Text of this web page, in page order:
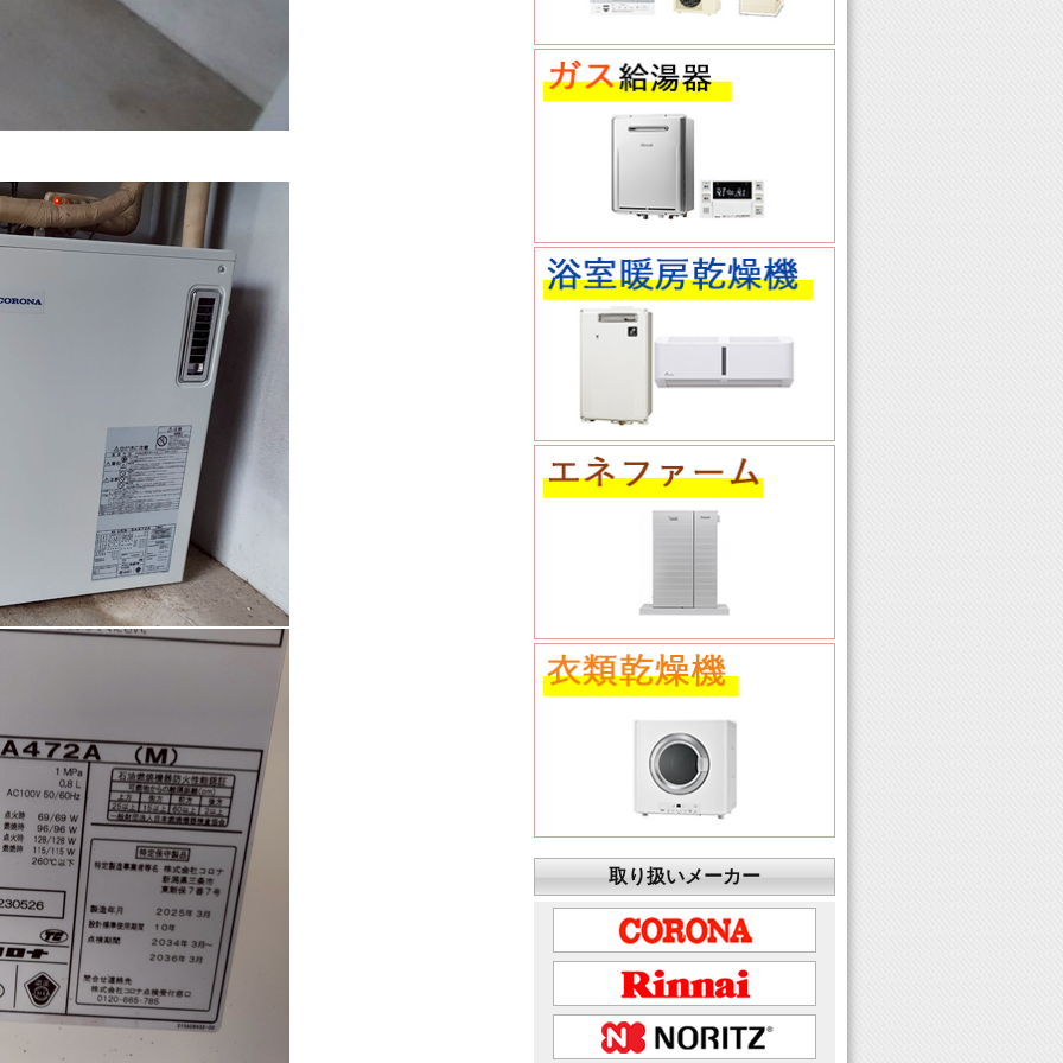
取り扱いメーカー